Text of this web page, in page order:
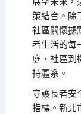
策結合。除
社區關懷據
者生活的每
庭、社區到
持體系。
守護長者安
指標。新北